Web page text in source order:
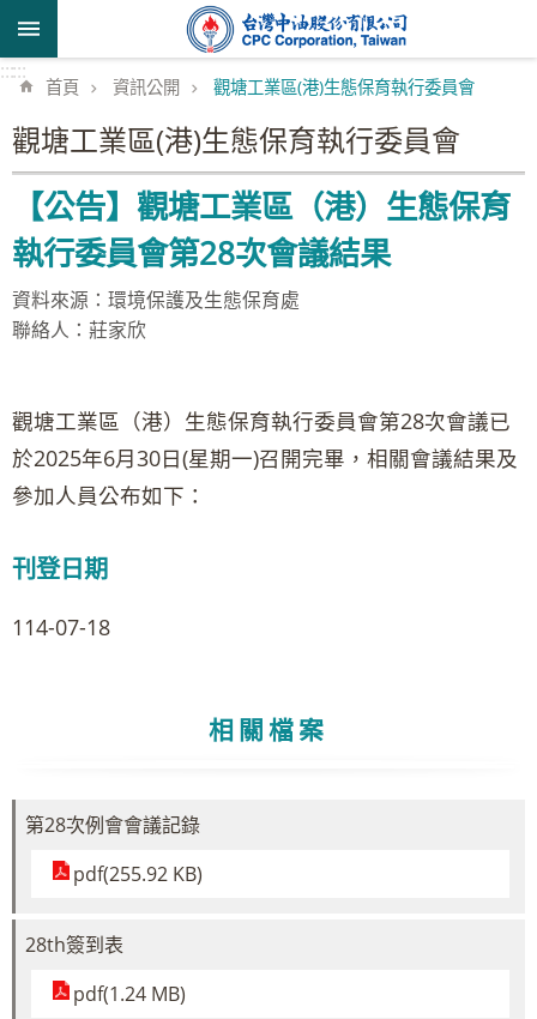
跳到主要內容區塊
::::::
首頁 資訊公開 觀塘工業區(港)生態保育執行委員會
觀塘工業區(港)生態保育執行委員會
【公告】觀塘工業區（港）生態保育
執行委員會第28次會議結果
資料來源：環境保護及生態保育處
聯絡人：莊家欣
觀塘工業區（港）生態保育執行委員會第28次會議已
於2025年6月30日(星期一)召開完畢，相關會議結果及
參加人員公布如下：
刊登日期
114-07-18
相關檔案
第28次例會會議記錄
pdf(255.92 KB)
28th簽到表
pdf(1.24 MB)